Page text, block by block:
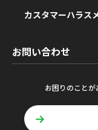
カスタマーハラス
お問い合わせ
お困りのことが